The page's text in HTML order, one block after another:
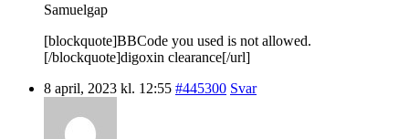
Samuelgap
[blockquote]BBCode you used is not allowed.
[/blockquote]digoxin clearance[/url]
8 april, 2023 kl. 12:55 #445300 Svar